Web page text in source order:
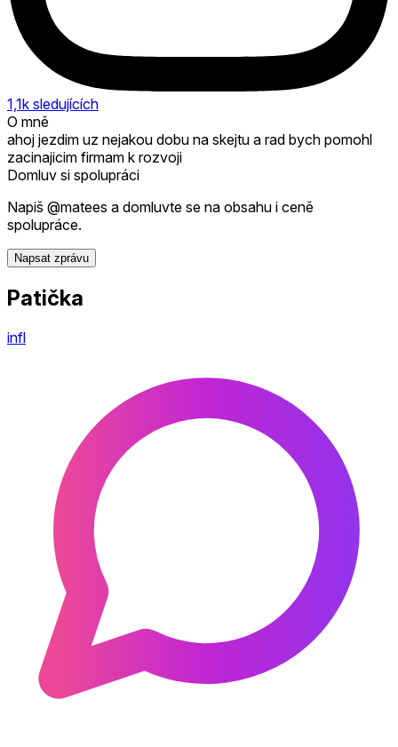
1,1k sledujících
O mně
ahoj jezdim uz nejakou dobu na skejtu a rad bych pomohl
zacinajicim firmam k rozvoji
Domluv si spolupráci
Napiš @matees a domluvte se na obsahu i ceně
spolupráce.
Napsat zprávu
Patička
infl